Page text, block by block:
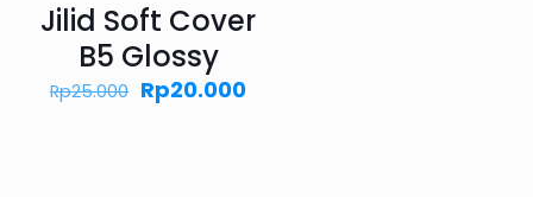
Jilid Soft Cover
B5 Glossy
Rp25.000 Harga
aslinya
Rp20.000Harga